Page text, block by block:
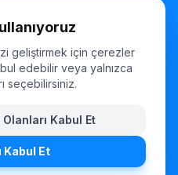
geliştirmek için çerezler
edebilir veya yalnızca
seçebilirsiniz.
Kabul Et
Kabul Et